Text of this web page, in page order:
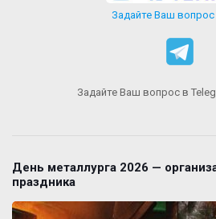
Задайте Ваш вопрос
Задайте Ваш вопрос в
День металлурга 2026 —
праздника